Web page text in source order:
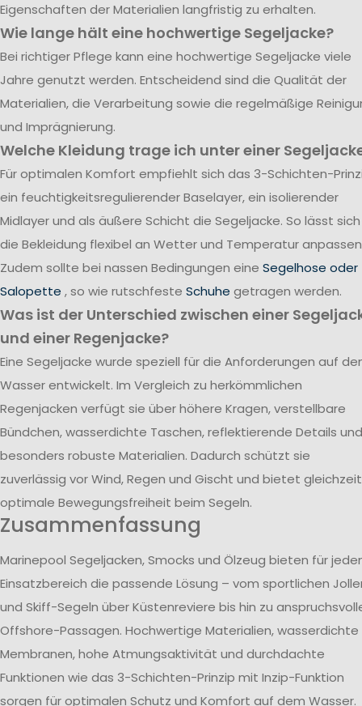
Eigenschaften der Materialien langfristig zu erhalten.
Wie lange hält eine hochwertige Segeljacke?
Bei richtiger Pflege kann eine hochwertige Segeljacke viele
Jahre genutzt werden. Entscheidend sind die Qualität der
Materialien, die Verarbeitung sowie die regelmäßige
und Imprägnierung.
Welche Kleidung trage ich unter einer
Für optimalen Komfort empfiehlt sich das 3-Schichten-
ein feuchtigkeitsregulierender Baselayer, ein isolierender
Midlayer und als äußere Schicht die Segeljacke. So lässt sich
die Bekleidung flexibel an Wetter und Temperatur
Zudem sollte bei nassen Bedingungen eine Segelhose oder
Salopette , so wie rutschfeste Schuhe getragen werden.
Was ist der Unterschied zwischen einer
und einer Regenjacke?
Eine Segeljacke wurde speziell für die Anforderungen auf
Wasser entwickelt. Im Vergleich zu herkömmlichen
Regenjacken verfügt sie über höhere Kragen, verstellbare
Bündchen, wasserdichte Taschen, reflektierende Details und
besonders robuste Materialien. Dadurch schützt sie
zuverlässig vor Wind, Regen und Gischt und bietet
optimale Bewegungsfreiheit beim Segeln.
Zusammenfassung
Marinepool Segeljacken, Smocks und Ölzeug bieten für
Einsatzbereich die passende Lösung – vom sportlichen
und Skiff-Segeln über Küstenreviere bis hin zu
Offshore-Passagen. Hochwertige Materialien, wasserdichte
Membranen, hohe Atmungsaktivität und durchdachte
Funktionen wie das 3-Schichten-Prinzip mit Inzip-Funktion
sorgen für optimalen Schutz und Komfort auf dem Wasser.